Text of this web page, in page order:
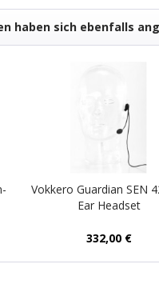
haben sich ebenfalls
Vokkero Guardian SEN
Ear Headset
332,00 €